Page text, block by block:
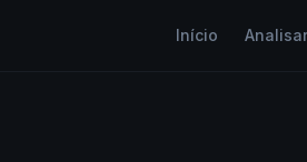
Início Analisar